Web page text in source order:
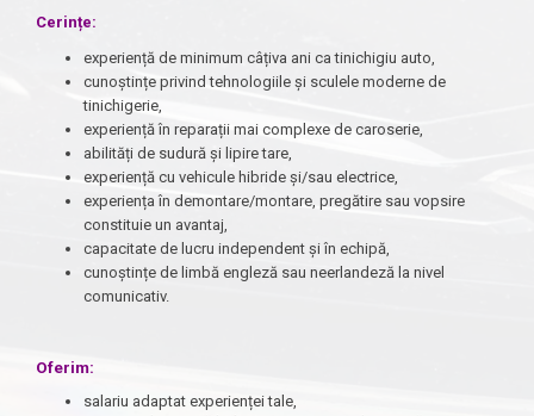
Cerințe:
experiență de minimum câțiva ani ca tinichigiu auto,
cunoștințe privind tehnologiile și sculele moderne de
tinichigerie,
experiență în reparații mai complexe de caroserie,
abilități de sudură și lipire tare,
experiență cu vehicule hibride și/sau electrice,
experiența în demontare/montare, pregătire sau vopsire
constituie un avantaj,
capacitate de lucru independent și în echipă,
cunoștințe de limbă engleză sau neerlandeză la nivel
comunicativ.
Oferim:
salariu adaptat experienței tale,